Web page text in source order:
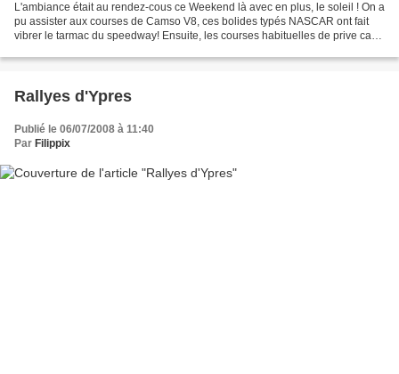
L'ambiance était au rendez-cous ce Weekend là avec en plus, le soleil ! On a
pu assister aux courses de Camso V8, ces bolides typés NASCAR ont fait
vibrer le tarmac du speedway! Ensuite, les courses habituelles de prive car
Rallyes d'Ypres
Publié le 06/07/2008 à 11:40
Par Filippix